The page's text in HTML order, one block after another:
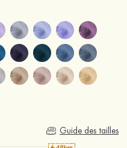
Guide des tailles